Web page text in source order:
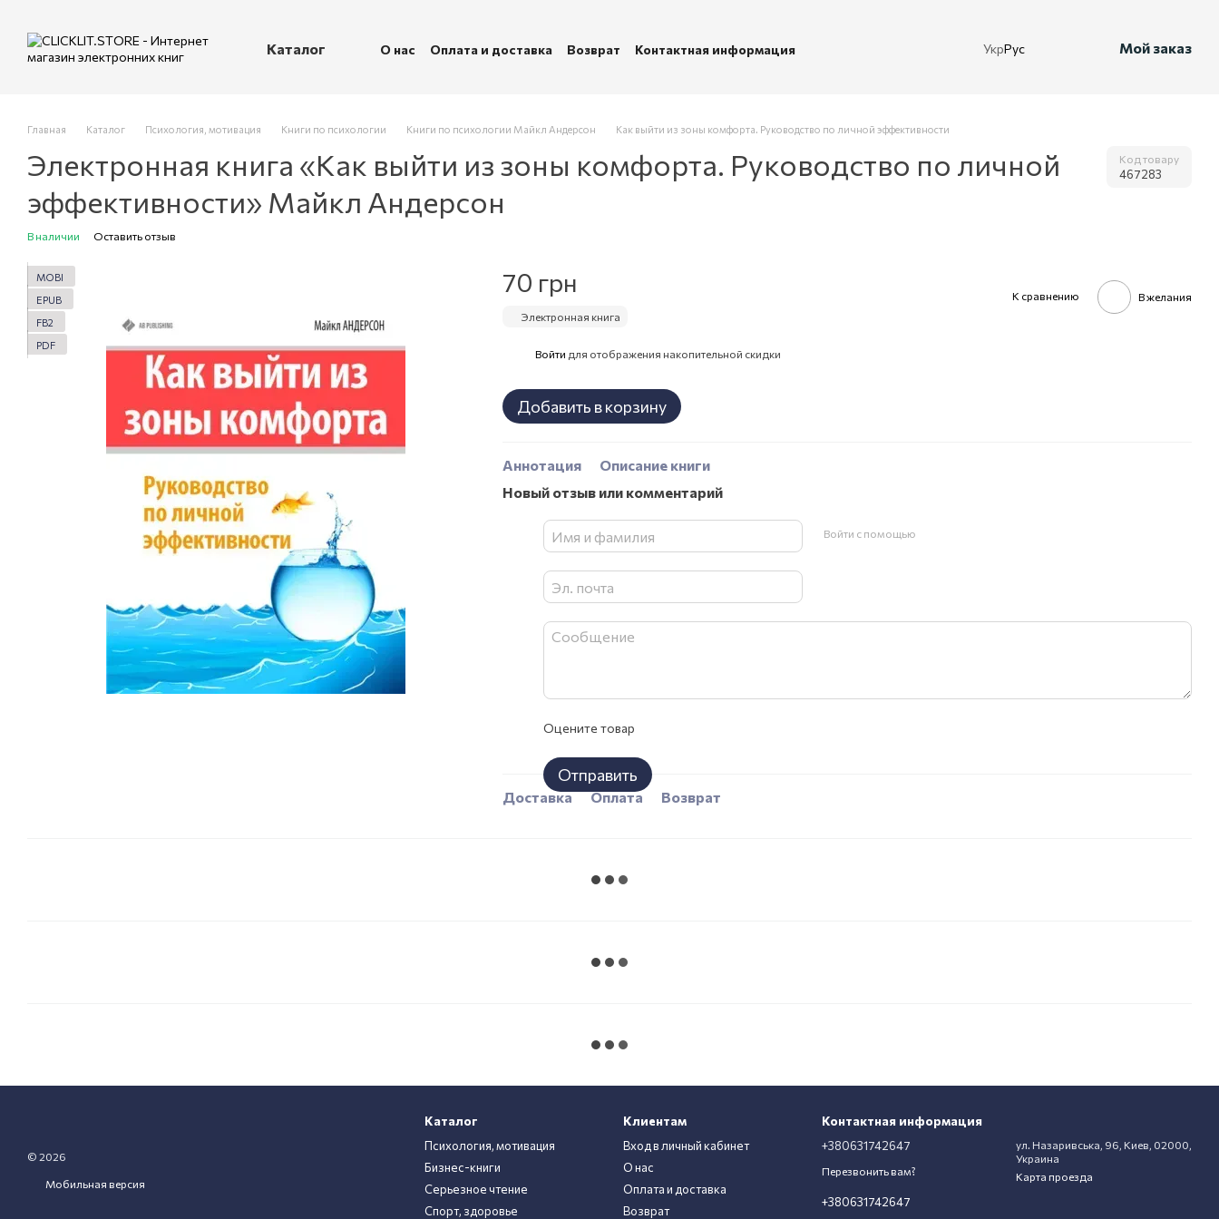
Каталог О нас Оплата и доставка Возврат
Контактная информация
УкрРус Мой заказ
Главная Каталог Психология, мотивация Книги по психологии Книги по психологии Майкл Андерсон Как выйти из зоны комфорта. Руководство по личной эффективности
Электронная книга «Как выйти из зоны комфорта. Руководство по личной
эффективности» Майкл Андерсон
Код товару
467283
В наличии Оставить отзыв
MOBI
EPUB
FB2
PDF
70 грн
Электронная книга
К сравнению В желания
Войти для отображения накопительной скидки
Добавить в корзину
Аннотация
Описание книги
Новый отзыв или комментарий
Войти с помощью
Оцените товар
Отправить
Доставка Оплата Возврат
© 2026
Мобильная версия
Каталог
Психология, мотивация
Бизнес-книги
Серьезное чтение
Спорт, здоровье
Клиентам
Вход в личный кабинет
О нас
Оплата и доставка
Возврат
Контактная информация
+380631742647
Перезвонить вам?
+380631742647
ул. Назаривська, 96, Киев, 02000,
Украина
Карта проезда